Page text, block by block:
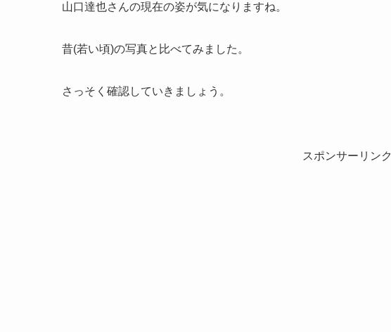
山口達也さんの現在の姿が気になりますね。
昔(若い頃)の写真と比べてみました。
さっそく確認していきましょう。
スポンサーリンク